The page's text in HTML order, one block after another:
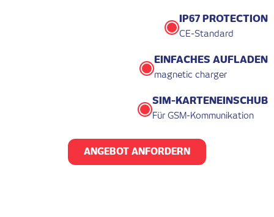
IP67 PROTECTION
CE-Standard
EINFACHES AUFLADEN
magnetic charger
SIM-KARTENEINSCHUB
Für GSM-Kommunikation
ANGEBOT ANFORDERN